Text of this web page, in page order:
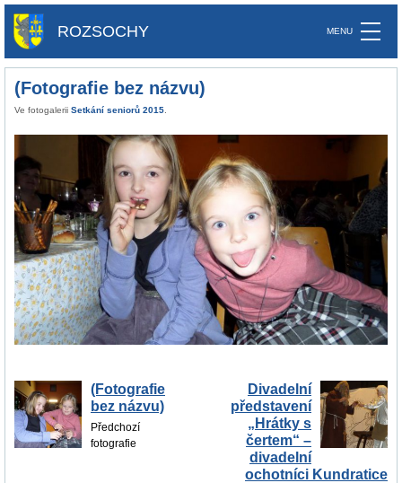
ROZSOCHY
(Fotografie bez názvu)
Ve fotogalerii Setkání seniorů 2015
(Fotografie
bez názvu)
Předchozí
fotografie
Divadelní
představení
„Hrátky s
čertem“ –
divadelní
ochotníci Kundratice